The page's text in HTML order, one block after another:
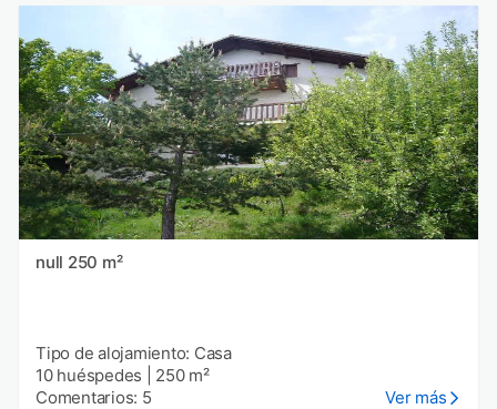
null 250 m²
Tipo de alojamiento: Casa
10 huéspedes
250 m²
Comentarios: 5
Ver más